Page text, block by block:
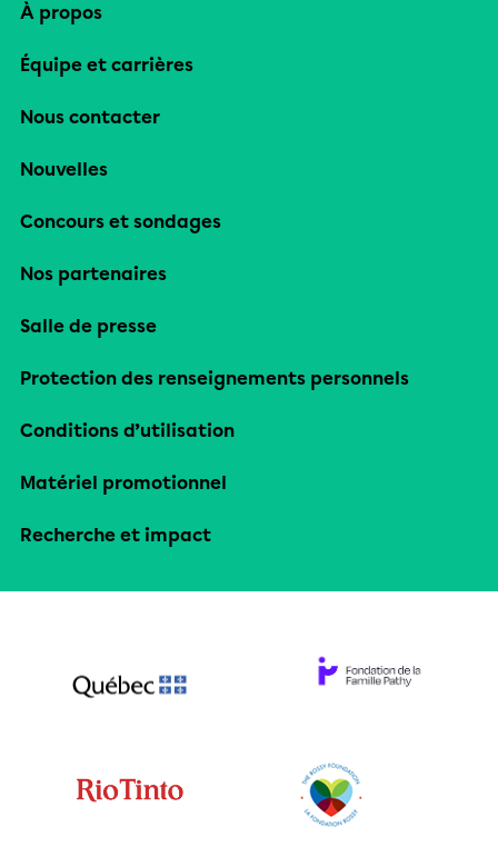
À propos
Équipe et carrières
Nous contacter
Nouvelles
Concours et sondages
Nos partenaires
Salle de presse
Protection des renseignements personnels
Conditions d’utilisation
Matériel promotionnel
Recherche et impact